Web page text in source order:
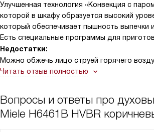
Улучшенная технология «Конвекция с
которой в шкафу образуется высокий
который обеспечивает пышность выпечки
Есть специальные программы для
Недостатки:
Можно обжечь лицо струей горячего
дверки шкафа во время работы.
Читать отзыв полностью
Вопросы и ответы про
Miele H6461B HVBR